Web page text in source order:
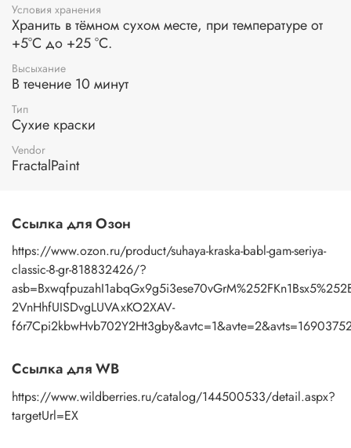
Условия хранения
Хранить в тёмном сухом месте, при температуре от
+5°С до +25 °С.
Высыхание
В течение 10 минут
Тип
Сухие краски
Vendor
FractalPaint
Ссылка для Озон
https://www.ozon.ru/product/suhaya-kraska-babl-gam-seriya-
classic-8-gr-818832426/?
2VnHhfUISDvgLUVAxKO2XAV-
Ссылка для WB
https://www.wildberries.ru/catalog/144500533/detail.aspx?
targetUrl=EX